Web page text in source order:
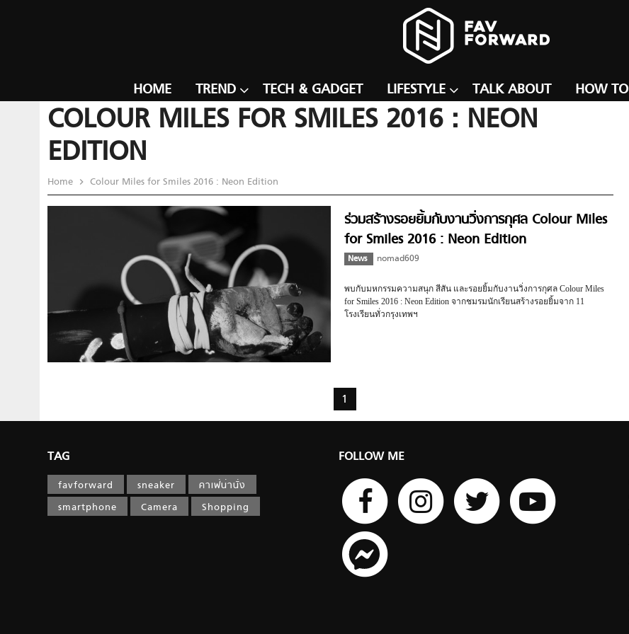
HOME TREND TECH & GADGET LIFESTYLE TALK ABOUT HOW TO
COLOUR MILES FOR SMILES 2016 : NEON
EDITION
Home Colour Miles for Smiles 2016 : Neon Edition
ร่วมสร้างรอยยิ้มกับงานวิ่งการกุศล Colour Miles
for Smiles 2016 : Neon Edition
News nomad609
พบกับมหกรรมความสนุก สีสัน และรอยยิ้มกับงานวิ่งการกุศล Colour Miles
for Smiles 2016 : Neon Edition จากชมรมนักเรียนสร้างรอยยิ้มจาก 11
โรงเรียนทั่วกรุงเทพฯ
1
TAG
favforward sneaker
คาเฟ่น่านั่ง
smartphone
Camera Shopping
FOLLOW ME